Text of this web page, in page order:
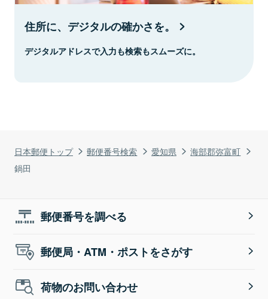
日本郵便トップ 郵便番号検索 愛知県
海部郡弥富町
鍋田
住所に、デジタルの確かさを。
デジタルアドレスで入力も検索もスムーズに。
郵便番号を調べる
郵便局・ATM・ポストをさがす
荷物のお問い合わせ